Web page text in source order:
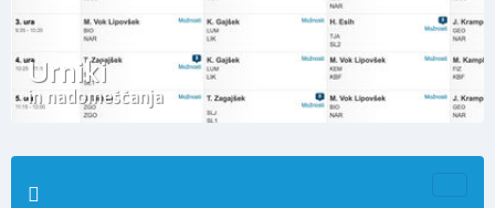
Urniki
in nadomeščanja